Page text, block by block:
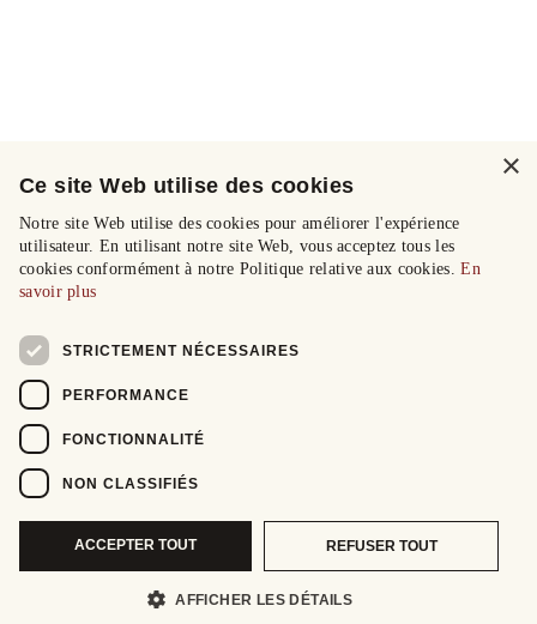
×
Ce site Web utilise des cookies
Notre site Web utilise des cookies pour améliorer l'expérience
utilisateur. En utilisant notre site Web, vous acceptez tous les
cookies conformément à notre Politique relative aux cookies.En
savoir plus
STRICTEMENT NÉCESSAIRES
PERFORMANCE
FONCTIONNALITÉ
NON CLASSIFIÉS
ACCEPTER TOUT REFUSER TOUT
AFFICHER LES DÉTAILS